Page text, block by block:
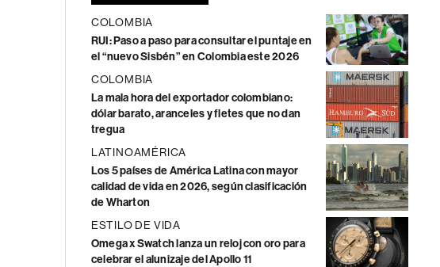
COLOMBIA
RUI: Paso a paso para consultar el puntaje en
el “nuevo Sisbén” en Colombia este 2026
COLOMBIA
La mala hora del exportador colombiano:
dólar barato, aranceles y fletes que no dan
tregua
LATINOAMÉRICA
Los 5 países de América Latina con mayor
calidad de vida en 2026, según clasificación
de Wharton
ESTILO DE VIDA
Omega x Swatch lanza un reloj con oro para
celebrar el alunizaje del Apollo 11